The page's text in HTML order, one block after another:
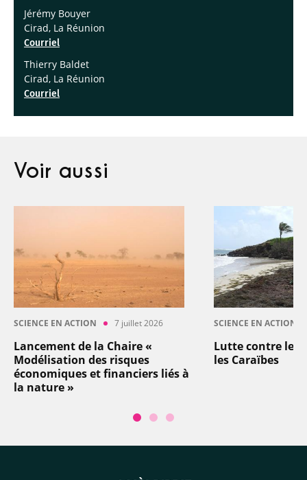
Jérémy Bouyer
Cirad, La Réunion
Courriel
Thierry Baldet
Cirad, La Réunion
Courriel
Voir aussi
SCIENCE EN ACTION 7 juillet 2026
Lancement de la Chaire «
Modélisation des risques
économiques et financiers liés à
la nature »
SCIENCE EN ACTION
Lutte contre les
les Caraïbes